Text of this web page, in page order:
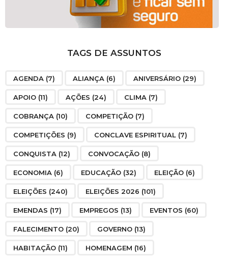
TAGS DE ASSUNTOS
AGENDA (7) ALIANÇA (6) ANIVERSÁRIO (29)
APOIO (11) AÇÕES (24) CLIMA (7)
COBRANÇA (10) COMPETIÇÃO (7)
COMPETIÇÕES (9) CONCLAVE ESPIRITUAL (7)
CONQUISTA (12) CONVOCAÇÃO (8)
ECONOMIA (6) EDUCAÇÃO (32) ELEIÇÃO (6)
ELEIÇÕES (240) ELEIÇÕES 2026 (101)
EMENDAS (17) EMPREGOS (13) EVENTOS (60)
FALECIMENTO (20) GOVERNO (13)
HABITAÇÃO (11) HOMENAGEM (16)